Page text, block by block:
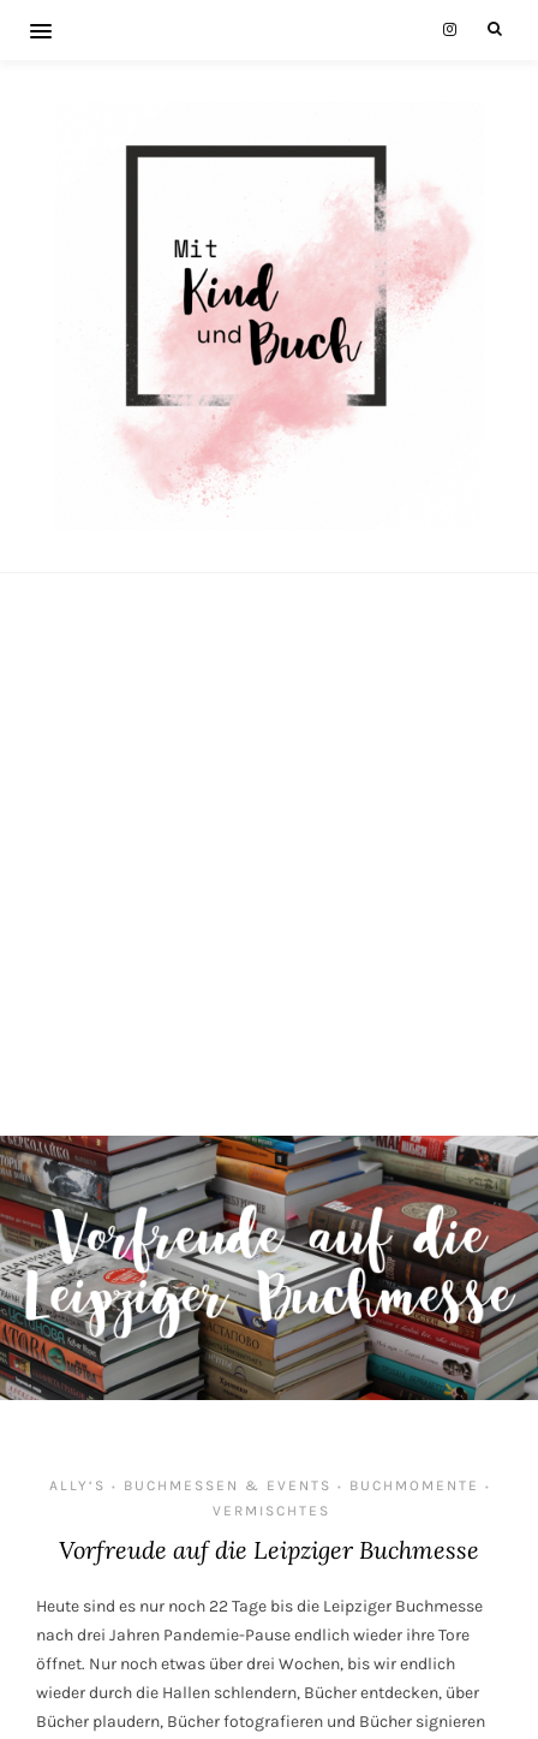
ALLY‘S • BUCHMESSEN & EVENTS • BUCHMOMENTE •
VERMISCHTES
Vorfreude auf die Leipziger Buchmesse
Heute sind es nur noch 22 Tage bis die Leipziger Buchmesse
nach drei Jahren Pandemie-Pause endlich wieder ihre Tore
öffnet. Nur noch etwas über drei Wochen, bis wir endlich
wieder durch die Hallen schlendern, Bücher entdecken, über
Bücher plaudern, Bücher fotografieren und Bücher signieren